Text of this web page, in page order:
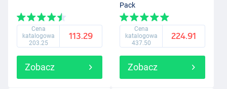
Cena
katalogowa
203.25
113.29
Zobacz
Pack
Cena
katalogowa
437.50
224.91
Zobacz